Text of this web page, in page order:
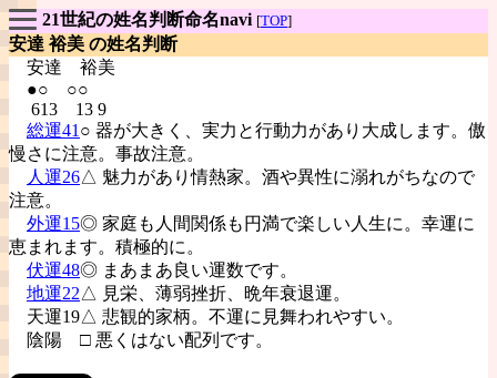
21世紀の姓名判断命名navi [TOP]
安達 裕美 の姓名判断
安達 裕美
●○ ○○
613 13 9
総運41 ○ 器が大きく、実力と行動力があり大成します。傲
慢さに注意。事故注意。
人運26△ 魅力があり情熱家。酒や異性に溺れがちなので
注意。
外運15◎ 家庭も人間関係も円満で楽しい人生に。幸運に
恵まれます。積極的に。
伏運48◎ まあまあ良い運数です。
地運22△ 見栄、薄弱挫折、晩年衰退運。
天運19△ 悲観的家柄。不運に見舞われやすい。
陰陽 □ 悪くはない配列です。